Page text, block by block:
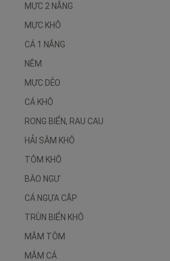
MỰC 2 NẮNG
MỰC KHÔ
CÁ 1 NẮNG
NÊM
MỰC DẺO
CÁ KHÔ
RONG BIỂN, RAU CAU
HẢI SÂM KHÔ
TÔM KHÔ
BÀO NGƯ
CÁ NGỰA CẶP
TRÙN BIỂN KHÔ
MẮM TÔM
MẮM CÁ